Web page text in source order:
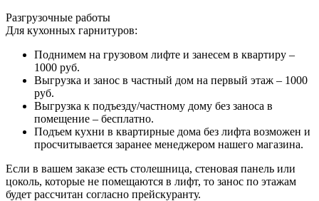
Разгрузочные работы
Для кухонных гарнитуров:
Поднимем на грузовом лифте и занесем в квартиру –
1000 руб.
Выгрузка и занос в частный дом на первый этаж – 1000
руб.
Выгрузка к подъезду/частному дому без заноса в
помещение – бесплатно.
Подъем кухни в квартирные дома без лифта возможен и
просчитывается заранее менеджером нашего магазина.
Если в вашем заказе есть столешница, стеновая панель или
цоколь, которые не помещаются в лифт, то занос по этажам
будет рассчитан согласно прейскуранту.